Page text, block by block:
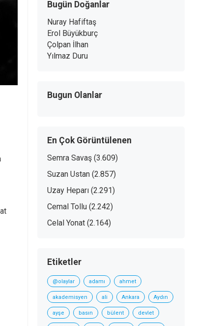
Bugün Doğanlar
Nuray Hafiftaş
Erol Büyükburç
Çolpan İlhan
Yılmaz Duru
Bugun Olanlar
En Çok Görüntülenen
Semra Savaş (3.609)
Suzan Ustan (2.857)
Uzay Heparı (2.291)
Cemal Tollu (2.242)
Celal Yonat (2.164)
Etiketler
@olaylar adamı ahmet
akademisyen ali Ankara Aydın
ayşe basın bülent devlet